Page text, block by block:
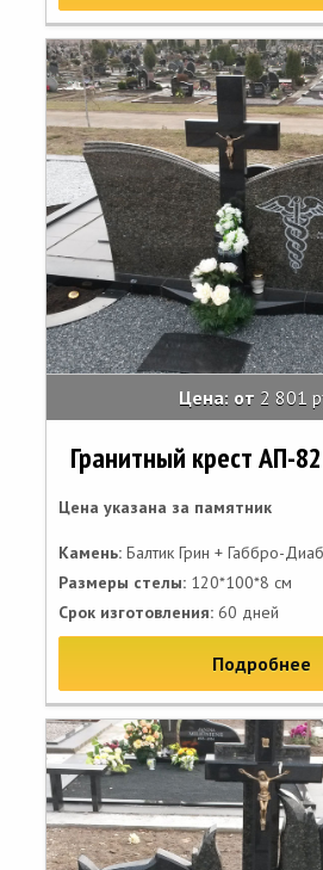
Цена: от 2 801
Гранитный крест АП-82
Цена указана за памятник
Камень: Балтик Грин + Габбро-
Размеры стелы: 120*100*8 см
Срок изготовления: 60 дней
Подробнее